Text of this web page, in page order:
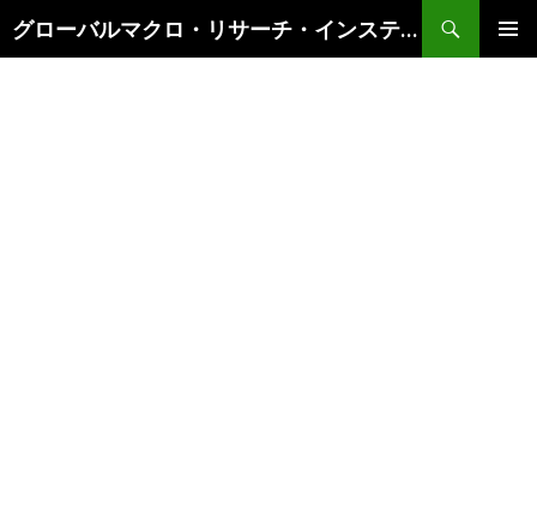
グローバルマクロ・リサーチ・インスティテュート
索